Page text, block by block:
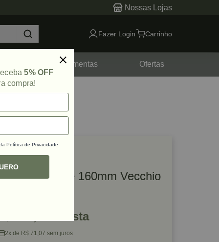
Nossas Lojas
Fazer Login Carrinho
Ferramentas Ofertas
47128
Sottile 160mm Vecchio
142,14 à vista
2x de R$ 71,07 sem juros
5% OFF
compra!
Política de Privacidade